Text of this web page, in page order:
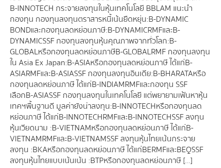
B-INNOTECH กระจายลงทุนในหุ้นเทคโนโลยี BBLAM แนะนำ
กองทุน กองทุนลงทุนตราสารหนี้เน้นยืดหยุ่น : B-DYNAMIC
BOND และ กองทุนลดหย่อนภาษี : B-DYNAMICRMF และ B-
DYNAMICSSF กองทุนลงทุนหุ้นคุณภาพจากทั่วโลก : B-
GLOBAL หรือกองทุนลดหย่อนภาษี B-GLOBALRMF กองทุนลงทุน
ใน Asia Ex Japan : B-ASIA หรือกองทุนลดหย่อนภาษี ได้แก่ B-
ASIARMF และ B-ASIASSF กองทุนลงทุนอินเดีย : B-BHARATA หรือ
กองทุนลดหย่อนภาษี ได้แก่ B-INDIAMRMF และกองทุน SSF
เลือก B-ASIASSF กองทุนลงทุนในเทคโนโลยี แต่พยายามเฟ้นหาหุ้น
เทคฯพื้นฐานดี มูลค่ายังน่าลงทุน : B-INNOTECH หรือกองทุนลด
หย่อนภาษี ได้แก่ B-INNOTECHRMF และ B-INNOTECHSSF ลงทุน
หุ้นเวียดนาม : B-VIETNAM หรือกองทุนลดหย่อนภาษี ได้แก่ B-
VIETNAMRMF และ B-VIETNAMSSF ลงทุนหุ้นไทยเน้นกระจาย
ลงทุน : BKA หรือกองทุนลดหย่อนภาษี ได้แก่ BERMF และ BEQSSF
ลงทุนหุ้นไทยแบบเน้นเน้น : BTP หรือกองทุนลดหย่อนภาษี […]